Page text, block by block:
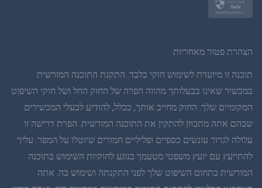
תאית
סינית פשוטה
דנית
הינדי
הצהרת פטור מאחריות
תוכנה זו מיועדת לשימוש חוקי בלבד. התקנת התוכנה המורשית
במכשיר שאינו בבעלותך מהווה הפרה של החוק החל ושל חוקי השיפוט
המקומיים שלך. החוק מחייב אותך, ככלל, להודיע לבעלי המכשירים
שבהם אתה מתכוון להתקין את התוכנה המורשית. הפרת דרישה זו
עלולה לגרור עונשים כספיים ופליליים חמורים שיוטלו על המפר. עליך
להתייעץ עם יועץ משפטי מטעמך בנוגע לחוקיות השימוש בתוכנה
המורשית בתחום השיפוט שלך לפני התקנתה ושימוש בה. אתה